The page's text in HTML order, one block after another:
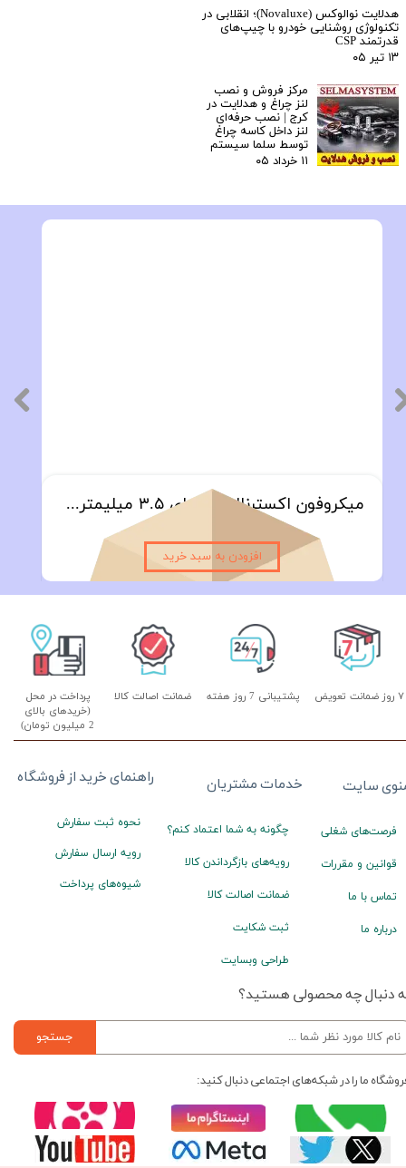
هدلایت نوالوکس (Novaluxe)؛ انقلابی در
تکنولوژی روشنایی خودرو با چیپ‌های
قدرتمند CSP
۱۳ تیر ۰۵
مرکز فروش و نصب
لنز چراغ و هدلایت در
کرج | نصب حرفه‌ای
لنز داخل کاسه چراغ
توسط سلما سیستم
۱۱ خرداد ۰۵
میکروفون اکسترنال حرفه ای ۳.۵ میلیمتری همراه با سوکت ورودی اختصاصی | مناسب برای تمام مانیتورهای اندروید خودرو
افزودن به سبد خرید
پشتیبانی 7 روز هفته
پرداخت در محل
(خریدهای بالای
2 میلیون تومان)
۷ روز ضمانت تعویض ضمانت اصالت کالا
راهنمای خرید از فروشگاه
نحوه ثبت سفارش
رویه ارسال سفارش
شیوه‌های پرداخت
خدمات مشتریان
چگونه به شما اعتماد کنم؟
رویه‌های بازگرداندن کالا
ضمانت اصالت کالا
ثبت شکایت
طراحی وبسایت
سایت
فرصت‌های شغلی
قوانین و مقررات
تماس با ما
درباره ما
دنبال چه محصولی هستید؟
جستجو
ما را در شبکه‌های اجتماعی دنبال کنید: